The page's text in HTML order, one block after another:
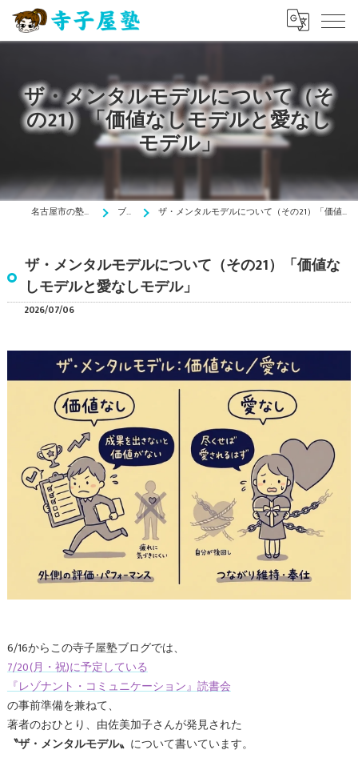
ザ・メンタルモデルについて（そ
の21）「価値なしモデルと愛なし
モデル」
名古屋市の塾は寺子屋塾 ブログ ザ・メンタルモデルについて（その21）「価値なしモデルと愛なしモデル」
ザ・メンタルモデルについて（その21）「価値な
しモデルと愛なしモデル」
2026/07/06
6/16からこの寺子屋塾ブログでは、
7/20(月・祝)に予定している
『レゾナント・コミュニケーション』読書会
の事前準備を兼ねて、
著者のおひとり、由佐美加子さんが発見された
〝ザ・メンタルモデル〟 について書いています。